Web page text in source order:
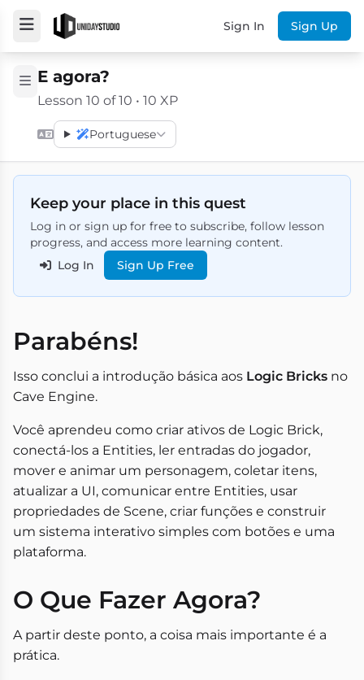
Sign In Sign Up
E agora?
Lesson 10 of 10 • 10 XP
Portuguese
Keep your place in this quest
Log in or sign up for free to subscribe, follow lesson
progress, and access more learning content.
Log In
Sign Up Free
Parabéns!
Isso conclui a introdução básica aos Logic Bricks no
Cave Engine.
Você aprendeu como criar ativos de Logic Brick,
conectá-los a Entities, ler entradas do jogador,
mover e animar um personagem, coletar itens,
atualizar a UI, comunicar entre Entities, usar
propriedades de Scene, criar funções e construir
um sistema interativo simples com botões e uma
plataforma.
O Que Fazer Agora?
A partir deste ponto, a coisa mais importante é a
prática.